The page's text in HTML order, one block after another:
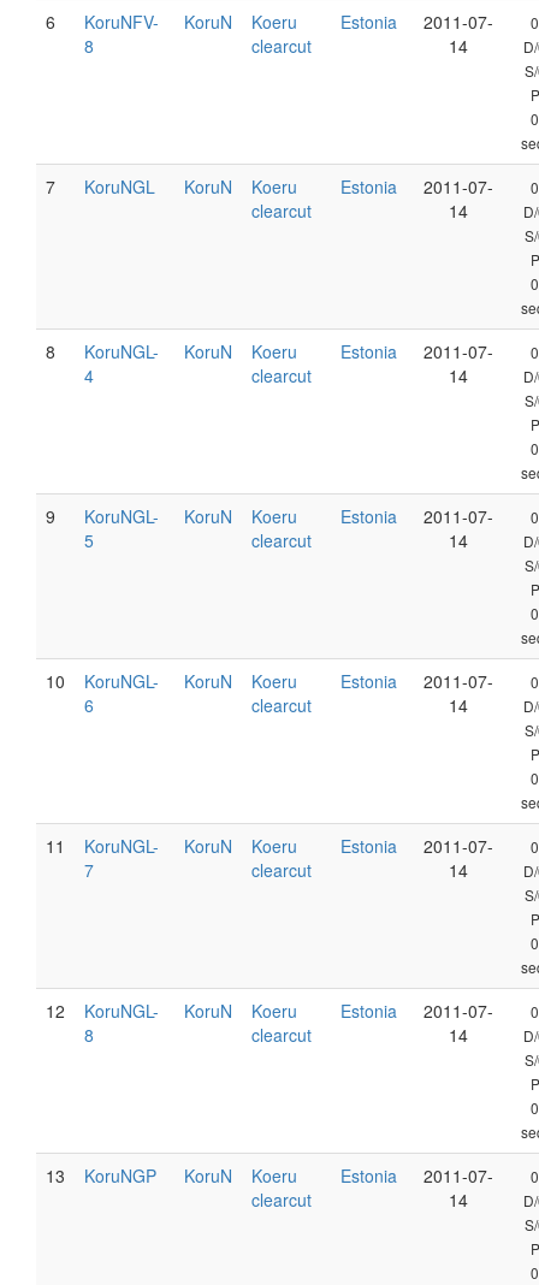
6
KoruNFV-
8
KoruN
Koeru
clearcut
Estonia
2011-07-
14
0
P
0
7 KoruNGL KoruN
Koeru
clearcut
Estonia
2011-07-
14
0
P
0
8
KoruNGL-
4
KoruN
Koeru
clearcut
Estonia
2011-07-
14
0
P
0
9
KoruNGL-
5
KoruN
Koeru
clearcut
Estonia
2011-07-
14
0
P
0
10
KoruNGL-
6
KoruN
Koeru
clearcut
Estonia
2011-07-
14
0
P
0
11
KoruNGL-
7
KoruN
Koeru
clearcut
Estonia
2011-07-
14
0
P
0
12
KoruNGL-
8
KoruN
Koeru
clearcut
Estonia
2011-07-
14
0
P
0
13 KoruNGP KoruN
Koeru
clearcut
Estonia
2011-07-
14
0
P
0